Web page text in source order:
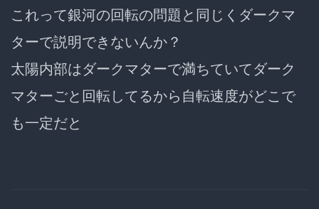
これって銀河の回転の問題と同じくダークマ
ターで説明できないんか？
太陽内部はダークマターで満ちていてダーク
マターごと回転してるから自転速度がどこで
も一定だと